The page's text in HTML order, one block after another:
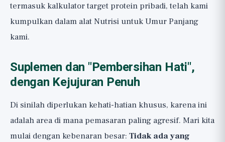
termasuk kalkulator target protein pribadi, telah kami
kumpulkan dalam alatNutrisi untuk Umur Panjang
kami.
Suplemen dan "Pembersihan Hati",
dengan Kejujuran Penuh
Di sinilah diperlukan kehati-hatian khusus, karena ini
adalah area di mana pemasaran paling agresif. Mari kita
mulai dengan kebenaran besar: Tidak ada yang